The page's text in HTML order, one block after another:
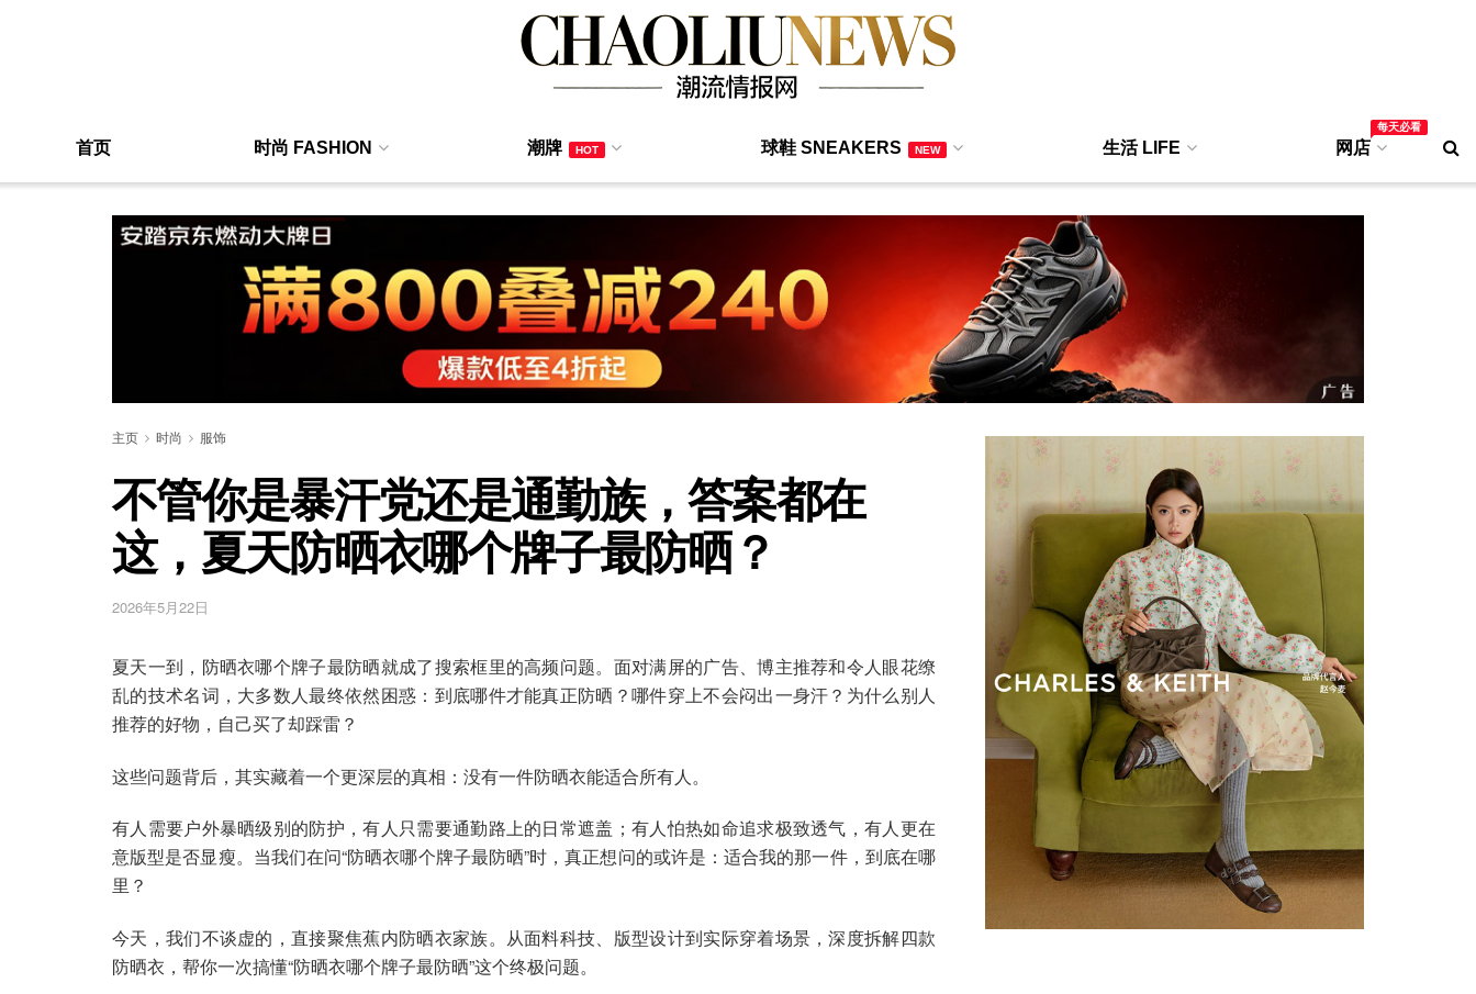
首页 时尚 FASHION 潮牌 HOT 球鞋 SNEAKERS NEW 生活 LIFE 网店
每天必看
主页 时尚 服饰
不管你是暴汗党还是通勤族，答案都在
这，夏天防晒衣哪个牌子最防晒？
2026年5月22日
夏天一到，防晒衣哪个牌子最防晒就成了搜索框里的高频问题。面对满屏的广告、博主推荐和令人眼花缭
乱的技术名词，大多数人最终依然困惑：到底哪件才能真正防晒？哪件穿上不会闷出一身汗？为什么别人
推荐的好物，自己买了却踩雷？
这些问题背后，其实藏着一个更深层的真相：没有一件防晒衣能适合所有人。
有人需要户外暴晒级别的防护，有人只需要通勤路上的日常遮盖；有人怕热如命追求极致透气，有人更在
意版型是否显瘦。当我们在问“防晒衣哪个牌子最防晒”时，真正想问的或许是：适合我的那一件，到底在哪
里？
今天，我们不谈虚的，直接聚焦蕉内防晒衣家族。从面料科技、版型设计到实际穿着场景，深度拆解四款
防晒衣，帮你一次搞懂“防晒衣哪个牌子最防晒”这个终极问题。